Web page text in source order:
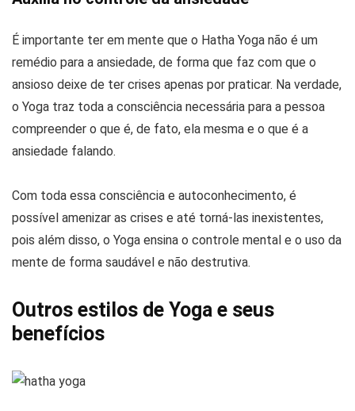
É importante ter em mente que o Hatha Yoga não é um
remédio para a ansiedade, de forma que faz com que o
ansioso deixe de ter crises apenas por praticar. Na verdade,
o Yoga traz toda a consciência necessária para a pessoa
compreender o que é, de fato, ela mesma e o que é a
ansiedade falando.
Com toda essa consciência e autoconhecimento, é
possível amenizar as crises e até torná-las inexistentes,
pois além disso, o Yoga ensina o controle mental e o uso da
mente de forma saudável e não destrutiva.
Outros estilos de Yoga e seus
benefícios